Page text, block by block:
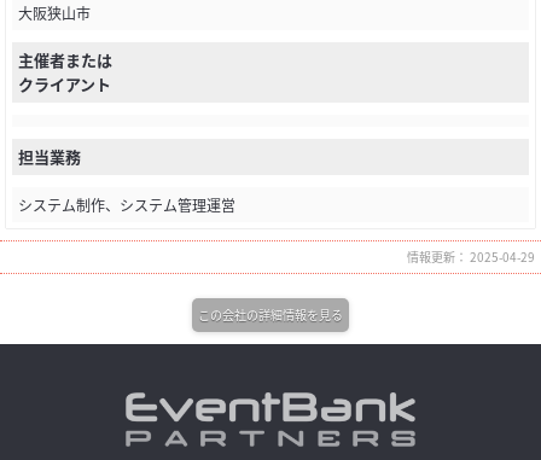
大阪狭山市
主催者または
クライアント
担当業務
システム制作、システム管理運営
情報更新： 2025-04-29
この会社の詳細情報を見る